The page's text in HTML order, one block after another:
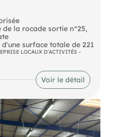
la rocade sortie n°25,
surface totale de 221
contactez-nous !
risques auxquels ce bien
sur le site Géorisques :
LOCAUX D'ACTIVITÉS -
Voir le détail